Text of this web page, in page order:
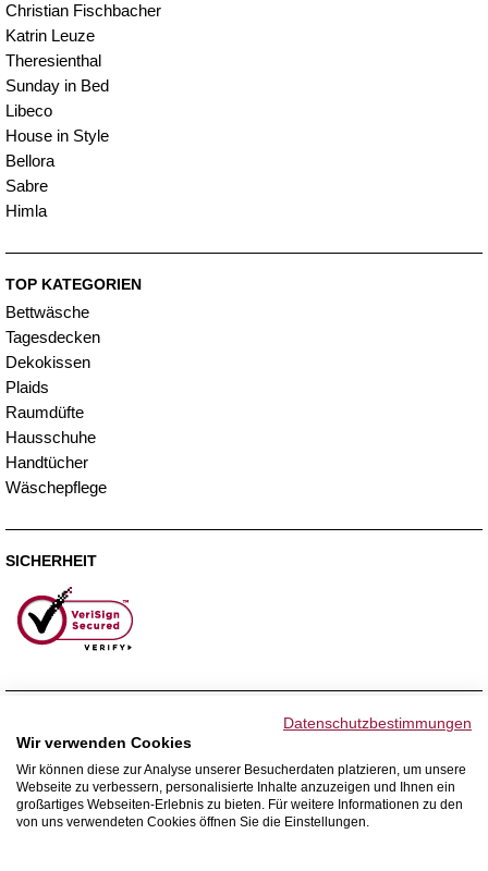
Christian Fischbacher
Katrin Leuze
Theresienthal
Sunday in Bed
Libeco
House in Style
Bellora
Sabre
Himla
TOP KATEGORIEN
Bettwäsche
Tagesdecken
Dekokissen
Plaids
Raumdüfte
Hausschuhe
Handtücher
Wäschepflege
SICHERHEIT
WIR VERSENDEN MIT
Datenschutzbestimmungen
Wir verwenden Cookies
Wir können diese zur Analyse unserer Besucherdaten platzieren, um unsere
Webseite zu verbessern, personalisierte Inhalte anzuzeigen und Ihnen ein
großartiges Webseiten-Erlebnis zu bieten. Für weitere Informationen zu den
von uns verwendeten Cookies öffnen Sie die Einstellungen.